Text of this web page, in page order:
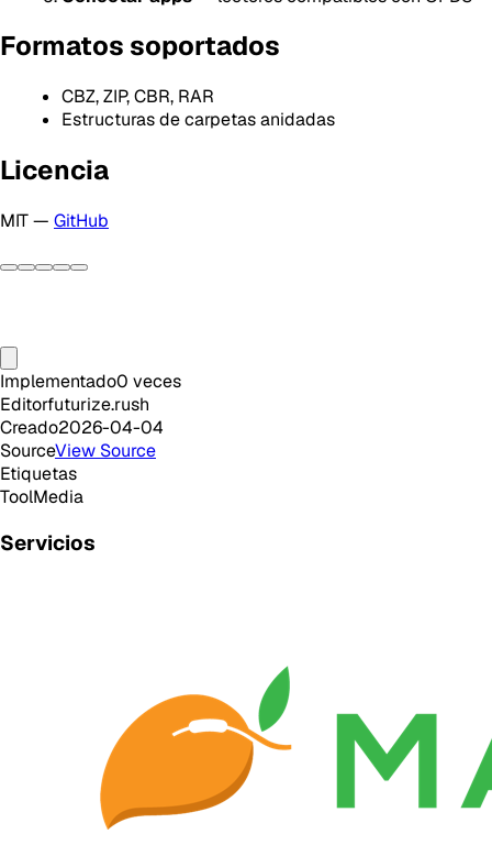
Formatos soportados
CBZ, ZIP, CBR, RAR
Estructuras de carpetas anidadas
Licencia
MIT — GitHub
Implementado0 veces
Editorfuturize.rush
Creado2026-04-04
SourceView Source
Etiquetas
ToolMedia
Servicios